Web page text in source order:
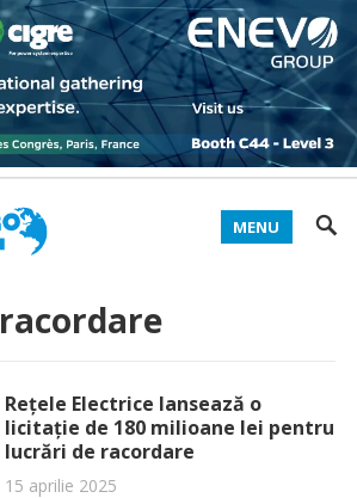
MENU
racordare
Rețele Electrice lansează o
licitație de 180 milioane lei pentru
lucrări de racordare
15 aprilie 2025